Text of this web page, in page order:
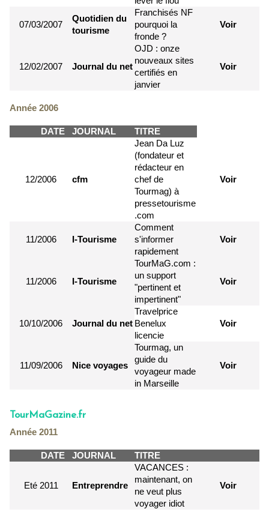
07/03/2007
Quotidien du
tourisme
Franchisés NF
pourquoi la
fronde ?
Voir
12/02/2007 Journal du net
OJD : onze
nouveaux sites
certifiés en
janvier
Voir
Année 2006
DATE JOURNAL TITRE
12/2006 cfm
Jean Da Luz
(fondateur et
rédacteur en
chef de
Tourmag) à
pressetourisme
.com
Voir
11/2006 I-Tourisme
Comment
s'informer
rapidement
Voir
11/2006 I-Tourisme
TourMaG.com :
un support
"pertinent et
impertinent"
Voir
10/10/2006 Journal du net
Travelprice
Benelux
licencie
Voir
11/09/2006 Nice voyages
Tourmag, un
guide du
voyageur made
in Marseille
Voir
TourMaGazine.fr
Année 2011
DATE JOURNAL TITRE
Eté 2011 Entreprendre
VACANCES :
maintenant, on
ne veut plus
voyager idiot
Voir